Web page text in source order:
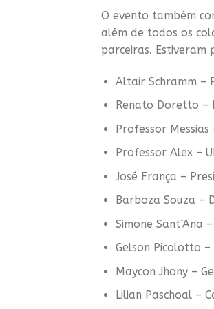
O evento também
além de todos os
parceiras. Estiveram
Altair Schramm –
Renato Doretto –
Professor Messias
Professor Alex –
José França –
Barboza Souza –
Simone Sant’Ana
Gelson Picolotto –
Maycon Jhony –
Lilian Paschoal –